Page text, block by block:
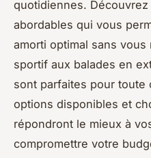
quotidiennes.
abordables qui vous
amorti optimal sans vous
sportif aux balades en
sont parfaites pour toute
options disponibles et
répondront le mieux à
compromettre votre